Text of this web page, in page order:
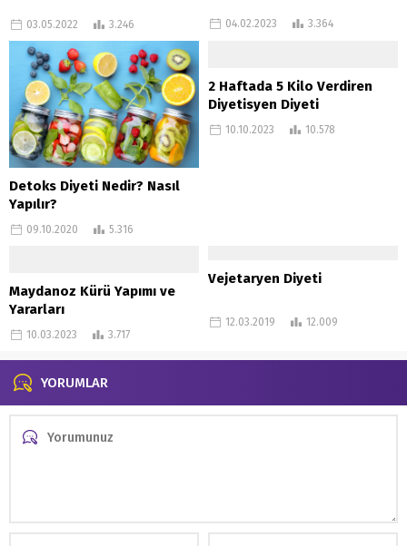
03.05.2022 3.246 04.02.2023 3.364
Detoks Diyeti Nedir? Nasıl
Yapılır?
09.10.2020 5.316
2 Haftada 5 Kilo Verdiren
Diyetisyen Diyeti
10.10.2023 10.578
Maydanoz Kürü Yapımı ve
Yararları
10.03.2023 3.717
Vejetaryen Diyeti
12.03.2019 12.009
YORUMLAR